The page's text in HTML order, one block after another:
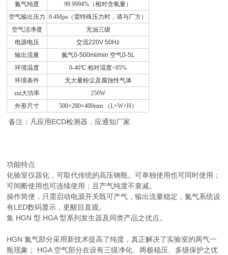
氮气纯度
99.9994% （相对含氧量）
空气输出压力
0.4Mpa（需特殊压力时，请与厂方）
空气洁净度
无油三级
电源电压
交流220V 50Hz
输出流量
氮气0-500ml/min 空气0-5L
环境温度
0-40℃相对湿度<85%
环境条件
无大量粉尘及腐蚀性气体
zui大功率
250W
外形尺寸
500×280×400mm （L×W×H）
备注：凡应用 ECD检测器，应通知厂家
功能特点
化验室仪器化，可取代传统的高压钢瓶。可单独使用也可同时使用；
可间断使用也可连续使用；且产气纯度不衰减。
操作简便，只需启动电源开关既可产气，输出流量稳定，氮气系统设
有LED数码显示，更醒目直观。
集 HGN 型 HGA 型系列发生器及同类产品之优点。
HGN 氮气部分采用新技术提高了纯度，真正解决了实验室的两气一
瓶现象； HGA 空气部分在设有三级净化、两极稳压、多级保护之优